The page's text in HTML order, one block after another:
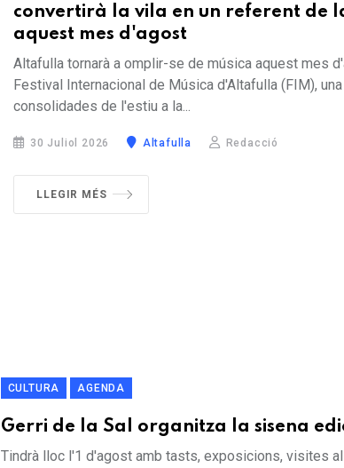
convertirà la vila en un referent de
aquest mes d'agost
Altafulla tornarà a omplir-se de música aquest mes
Festival Internacional de Música d'Altafulla (FIM),
consolidades de l'estiu a la...
30 Juliol 2026 Altafulla Redacció
LLEGIR MÉS
CULTURA AGENDA
Gerri de la Sal organitza la sisena
Tindrà lloc l'1 d'agost amb tasts, exposicions, visites